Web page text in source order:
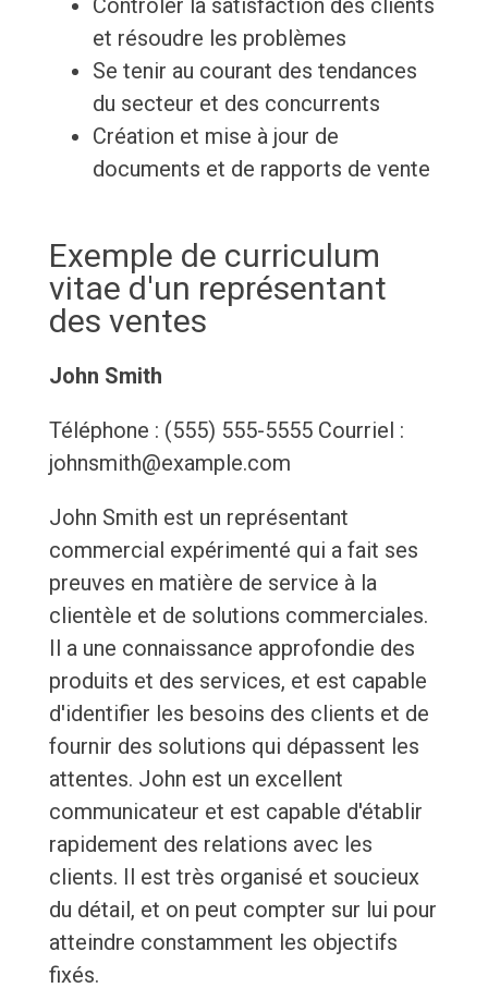
Contrôler la satisfaction des clients
et résoudre les problèmes
Se tenir au courant des tendances
du secteur et des concurrents
Création et mise à jour de
documents et de rapports de vente
Exemple de curriculum
vitae d'un représentant
des ventes
John Smith
Téléphone : (555) 555-5555 Courriel :
johnsmith@example.com
John Smith est un représentant
commercial expérimenté qui a fait ses
preuves en matière de service à la
clientèle et de solutions commerciales.
Il a une connaissance approfondie des
produits et des services, et est capable
d'identifier les besoins des clients et de
fournir des solutions qui dépassent les
attentes. John est un excellent
communicateur et est capable d'établir
rapidement des relations avec les
clients. Il est très organisé et soucieux
du détail, et on peut compter sur lui pour
atteindre constamment les objectifs
fixés.